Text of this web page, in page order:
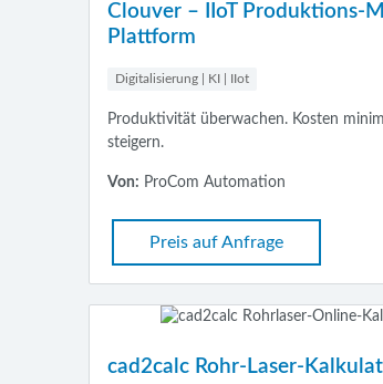
Clouver – IIoT Produktions-
Plattform
Digitalisierung | KI | IIot
Produktivität überwachen. Kosten
steigern.
Von: ProCom Automation
Preis auf Anfrage
cad2calc Rohr-Laser-